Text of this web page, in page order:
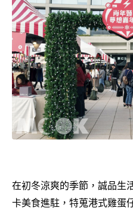
在初冬涼爽的季節，誠品生
卡美食進駐，特蒐港式雞蛋